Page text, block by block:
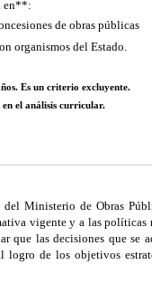
en**:
de obras públicas
organismos del Estado.
Es un criterio excluyente.
el análisis curricular.
Ministerio de Obras
vigente y a las políticas
que las decisiones que se
logro de los objetivos